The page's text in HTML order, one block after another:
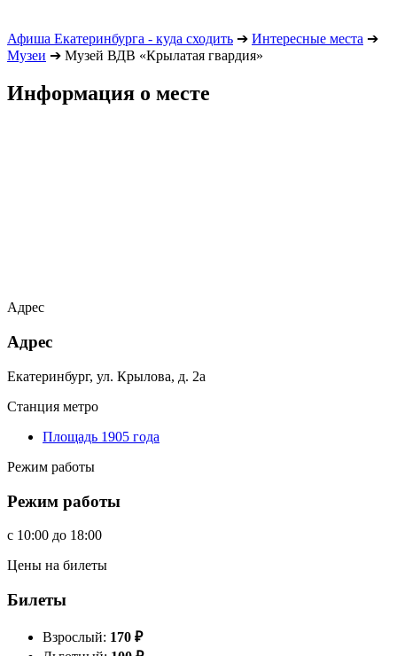
Афиша Екатеринбурга - куда сходить ➔ Интересные места ➔
Музеи ➔ Музей ВДВ «Крылатая гвардия»
Информация о месте
Адрес
Адрес
Екатеринбург, ул. Крылова, д. 2а
Станция метро
Площадь 1905 года
Режим работы
Режим работы
c 10:00 до 18:00
Цены на билеты
Билеты
Взрослый: 170 ₽